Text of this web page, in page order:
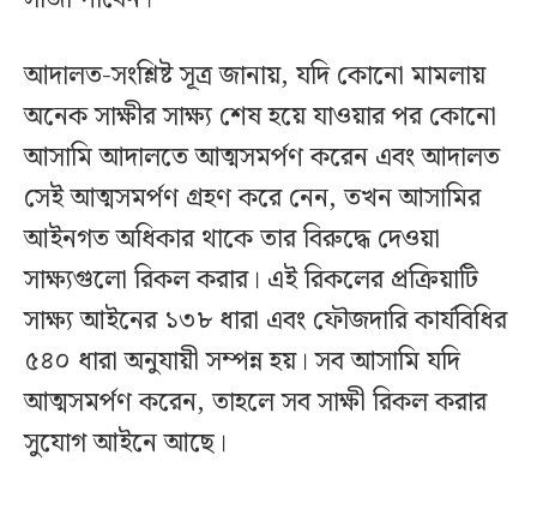
আদালত-সংশ্লিষ্ট সূত্র জানায়, যদি কোনো মামলায়
অনেক সাক্ষীর সাক্ষ্য শেষ হয়ে যাওয়ার পর কোনো
আসামি আদালতে আত্মসমর্পণ করেন এবং আদালত
সেই আত্মসমর্পণ গ্রহণ করে নেন, তখন আসামির
আইনগত অধিকার থাকে তার বিরুদ্ধে দেওয়া
সাক্ষ্যগুলো রিকল করার। এই রিকলের প্রক্রিয়াটি
সাক্ষ্য আইনের ১৩৮ ধারা এবং ফৌজদারি কার্যবিধির
৫৪০ ধারা অনুযায়ী সম্পন্ন হয়। সব আসামি যদি
আত্মসমর্পণ করেন, তাহলে সব সাক্ষী রিকল করার
সুযোগ আইনে আছে।